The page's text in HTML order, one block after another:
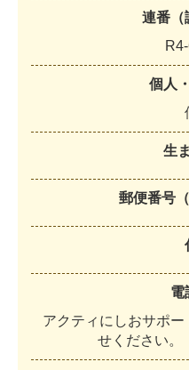
連番（
R4-
個人
生
郵便番号
電
アク テ ィ に しおサポー
せ く ださ い。